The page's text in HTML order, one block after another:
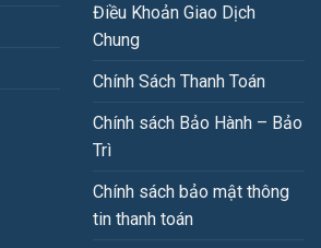
Điều Khoản Giao Dịch
Chung
Chính Sách Thanh Toán
Chính sách Bảo Hành – Bảo
Trì
Chính sách bảo mật thông
tin thanh toán